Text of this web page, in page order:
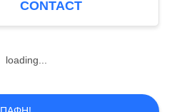
10
CONTACT
loading...